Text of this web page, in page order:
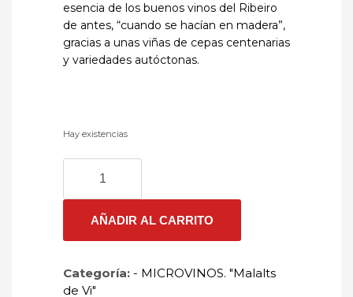
esencia de los buenos vinos del Ribeiro
de antes, “cuando se hacían en madera”,
gracias a unas viñas de cepas centenarias
y variedades autóctonas.
Hay existencias
cantidad
AÑADIR AL CARRITO
Categoría: - MICROVINOS. "Malalts
de Vi"